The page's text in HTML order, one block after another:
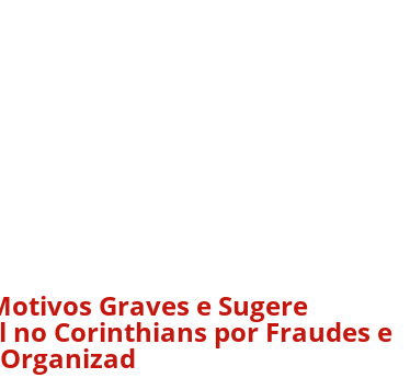
Graves e Sugere
no Corinthians por Fraudes e